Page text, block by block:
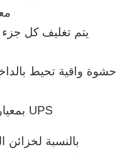
1.
4. كرتون K=K بمعيار UPS
بالنسبة